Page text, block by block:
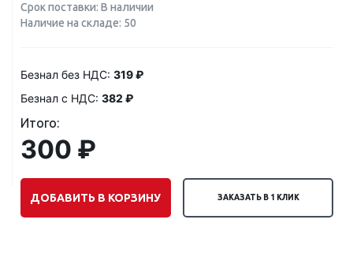
Срок поставки: В наличии
Наличие на складе: 50
Безнал без НДС: 319 ₽
Безнал с НДС: 382 ₽
Итого:
300 ₽
ДОБАВИТЬ В КОРЗИНУ ЗАКАЗАТЬ В 1 КЛИК